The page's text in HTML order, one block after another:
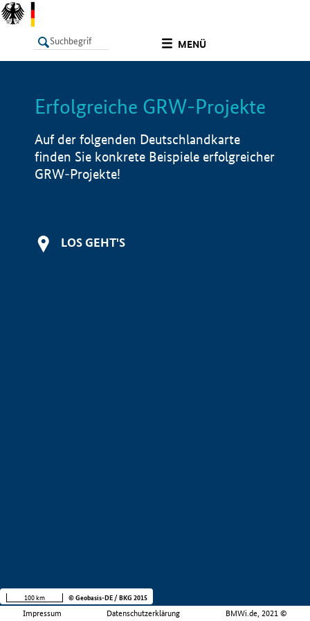
MENÜ
LISTE Info
Erfolgreiche GRW-Projekte
Auf der folgenden Deutschlandkarte
finden Sie konkrete Beispiele erfolgreicher
GRW-Projekte!
LOS GEHT'S
Impressum Datenschutzerklärung BMWi.de, 2021 ©
100 km © Geobasis-DE / BKG 2015